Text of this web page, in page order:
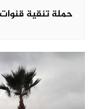
حملة تنقية